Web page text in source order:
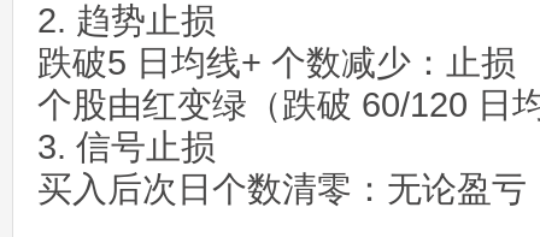
2. 趋势止损
跌破5 日均线+ 个数减少：止损
个股由红变绿（跌破 60/120 日
3. 信号止损
买入后次日个数清零：无论盈亏